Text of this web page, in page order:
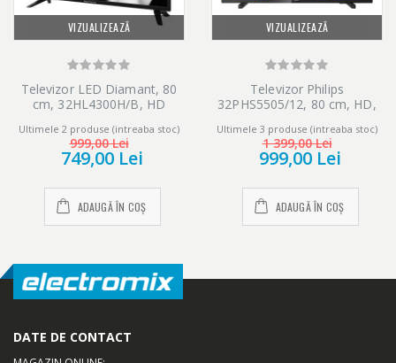
VIZUALIZEAZĂ
Televizor LED Diamant, 80
cm, 32HL4300H/B, HD
Ultimele 2 produse (intreaba stoc)
999,00 Lei
749,00 Lei
ADAUGĂ ÎN COȘ
VIZUALIZEAZĂ
Televizor Philips
32PHS5505/12, 80 cm, HD,
Ultimele 3 produse (intreaba stoc)
1 399,00 Lei
999,00 Lei
ADAUGĂ ÎN COȘ
DATE DE CONTACT